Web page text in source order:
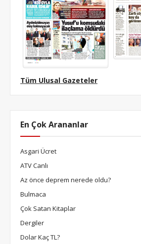
Tüm Ulusal Gazeteler
En Çok Arananlar
Asgari Ücret
ATV Canlı
Az önce deprem nerede oldu?
Bulmaca
Çok Satan Kitaplar
Dergiler
Dolar Kaç TL?